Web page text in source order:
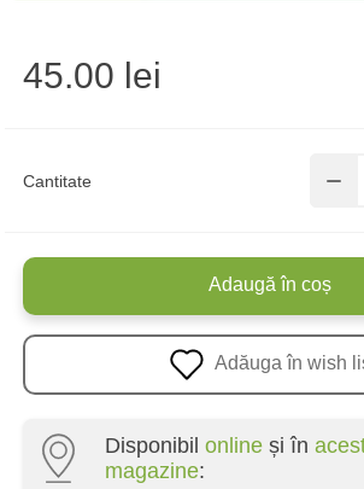
Cantitate
45.00 lei
Adaugă în coș
Adăuga în wish
Disponibil online și în
magazine: